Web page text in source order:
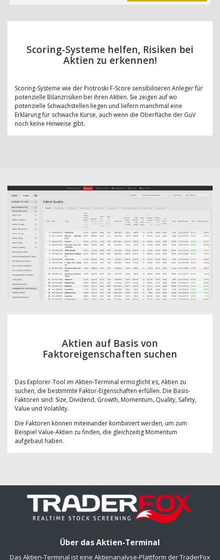
Scoring-Systeme helfen, Risiken bei
Aktien zu erkennen!
Scoring-Systeme wie der Piotroski F-Score sensibiliseren Anleger für
potenzielle Bilanzrisiken bei ihren Aktien. Sie zeigen auf wo
potenzielle Schwachstellen liegen und liefern manchmal eine
Erklärung für schwache Kurse, auch wenn die Oberfläche der GuV
noch keine Hinweise gibt.
Aktien auf Basis von
Faktoreigenschaften suchen
Das Explorer-Tool im Aktien-Terminal ermöglicht es, Aktien zu
suchen, die bestimmte Faktor-Eigenschaften erfüllen. Die Basis-
Faktoren sind: Size, Dividend, Growth, Momentum, Quality, Safety,
Value und Volatility.
Die Faktoren können miteinander kombiniert werden, um zum
Beispiel Value-Aktien zu finden, die gleichzeitig Momentum
aufgebaut haben.
Über das Aktien-Terminal
Das Aktien-Terminal ist eine Aktienanalyse-Plattform der TraderFox